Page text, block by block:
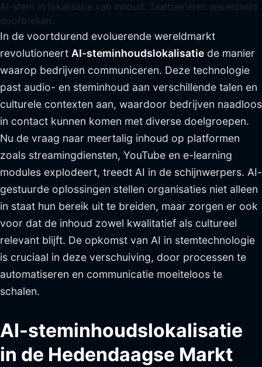
AI-stem in lokalisatie van inhoud: Taalbarrières wereldwijd
doorbreken
In de voortdurend evoluerende wereldmarkt
revolutioneert AI-steminhoudslokalisatie de manier
waarop bedrijven communiceren. Deze technologie
past audio- en steminhoud aan verschillende talen en
culturele contexten aan, waardoor bedrijven naadloos
in contact kunnen komen met diverse doelgroepen.
Nu de vraag naar meertalig inhoud op platformen
zoals streamingdiensten, YouTube en e-learning
modules explodeert, treedt AI in de schijnwerpers. AI-
gestuurde oplossingen stellen organisaties niet alleen
in staat hun bereik uit te breiden, maar zorgen er ook
voor dat de inhoud zowel kwalitatief als cultureel
relevant blijft. De opkomst van AI in stemtechnologie
is cruciaal in deze verschuiving, door processen te
automatiseren en communicatie moeiteloos te
schalen.
AI-steminhoudslokalisatie
in de Hedendaagse Markt